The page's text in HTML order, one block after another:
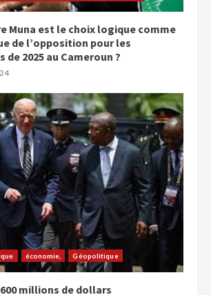
Muna est le choix logique comme
de l’opposition pour les
2025 au Cameroun ?
économie, Géopolitique
millions de dollars